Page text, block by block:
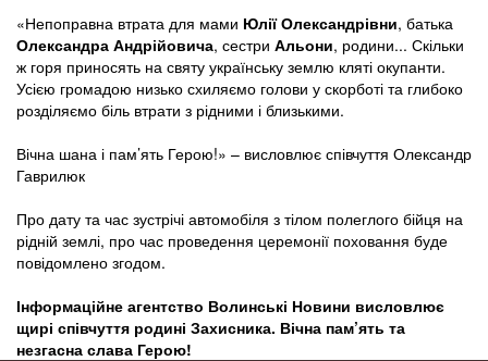
«Непоправна втрата для мами Юлії Олександрівни, батька
Олександра Андрійовича, сестри Альони, родини... Скільки
ж горя приносять на святу українську землю кляті окупанти.
Усією громадою низько схиляємо голови у скорботі та глибоко
розділяємо біль втрати з рідними і близькими.
Вічна шана і пам’ять Герою!» – висловлює співчуття Олександр
Гаврилюк
Про дату та час зустрічі автомобіля з тілом полеглого бійця на
рідній землі, про час проведення церемонії поховання буде
повідомлено згодом.
Інформаційне агентство Волинські Новини висловлює
щирі співчуття родині Захисника. Вічна пам’ять та
незгасна слава Герою!